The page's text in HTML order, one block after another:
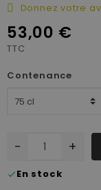
Donnez votre
53,00 €
TTC
Contenance
- +
check En stock